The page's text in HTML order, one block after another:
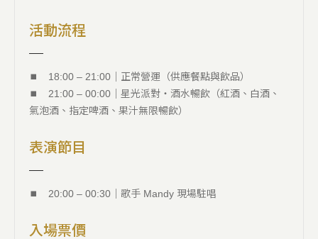
活動流程
⏹︎ 18:00 – 21:00｜正常營運（供應餐點與飲品）
⏹︎ 21:00 – 00:00｜星光派對・酒水暢飲（紅酒、白酒、
氣泡酒、指定啤酒、果汁無限暢飲）
表演節目
⏹︎ 20:00 – 00:30｜歌手 Mandy 現場駐唱
入場票價